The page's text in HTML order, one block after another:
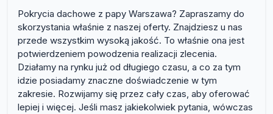
Pokrycia dachowe z papy Warszawa? Zapraszamy do
skorzystania właśnie z naszej oferty. Znajdziesz u nas
przede wszystkim wysoką jakość. To właśnie ona jest
potwierdzeniem powodzenia realizacji zlecenia.
Działamy na rynku już od długiego czasu, a co za tym
idzie posiadamy znaczne doświadczenie w tym
zakresie. Rozwijamy się przez cały czas, aby oferować
lepiej i więcej. Jeśli masz jakiekolwiek pytania, wówczas